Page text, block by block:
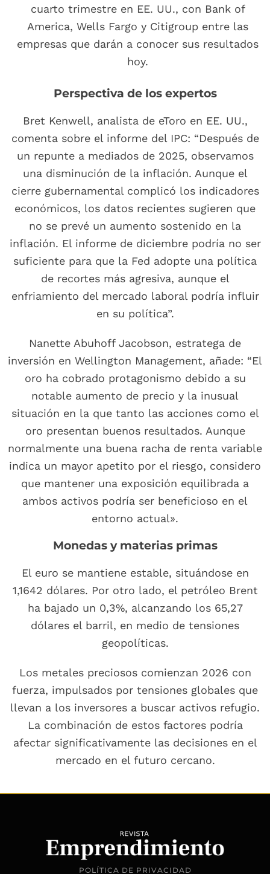
cuarto trimestre en EE. UU., con Bank of
America, Wells Fargo y Citigroup entre las
empresas que darán a conocer sus resultados
hoy.
Perspectiva de los expertos
Bret Kenwell, analista de eToro en EE. UU.,
comenta sobre el informe del IPC: “Después de
un repunte a mediados de 2025, observamos
una disminución de la inflación. Aunque el
cierre gubernamental complicó los indicadores
económicos, los datos recientes sugieren que
no se prevé un aumento sostenido en la
inflación. El informe de diciembre podría no ser
suficiente para que la Fed adopte una política
de recortes más agresiva, aunque el
enfriamiento del mercado laboral podría influir
en su política”.
Nanette Abuhoff Jacobson, estratega de
inversión en Wellington Management, añade: “El
oro ha cobrado protagonismo debido a su
notable aumento de precio y la inusual
situación en la que tanto las acciones como el
oro presentan buenos resultados. Aunque
normalmente una buena racha de renta variable
indica un mayor apetito por el riesgo, considero
que mantener una exposición equilibrada a
ambos activos podría ser beneficioso en el
entorno actual».
Monedas y materias primas
El euro se mantiene estable, situándose en
1,1642 dólares. Por otro lado, el petróleo Brent
ha bajado un 0,3%, alcanzando los 65,27
dólares el barril, en medio de tensiones
geopolíticas.
Los metales preciosos comienzan 2026 con
fuerza, impulsados por tensiones globales que
llevan a los inversores a buscar activos refugio.
La combinación de estos factores podría
afectar significativamente las decisiones en el
mercado en el futuro cercano.
POLÍTICA DE PRIVACIDAD